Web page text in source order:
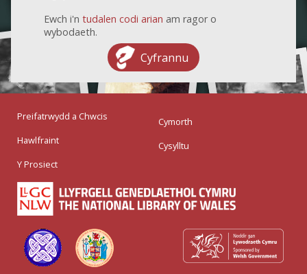
Ewch i'n tudalen codi arian am ragor o
wybodaeth.
Cyfrannu
Preifatrwydd a Chwcis
Hawlfraint
Y Prosiect
Cymorth
Cysylltu